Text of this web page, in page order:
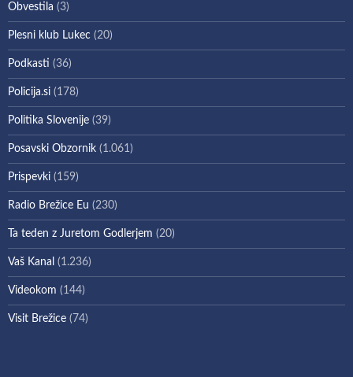
Obvestila (3)
Plesni klub Lukec (20)
Podkasti (36)
Policija.si (178)
Politika Slovenije (39)
Posavski Obzornik (1.061)
Prispevki (159)
Radio Brežice Eu (230)
Ta teden z Juretom Godlerjem (20)
Vaš Kanal (1.236)
Videokom (144)
Visit Brežice (74)